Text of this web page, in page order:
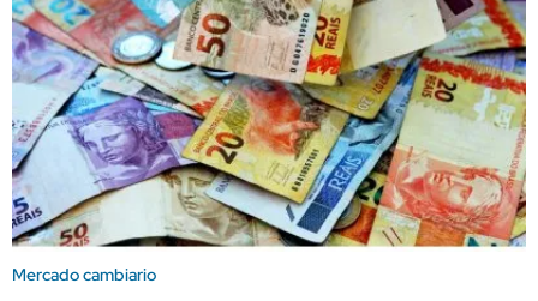
Mercado cambiario